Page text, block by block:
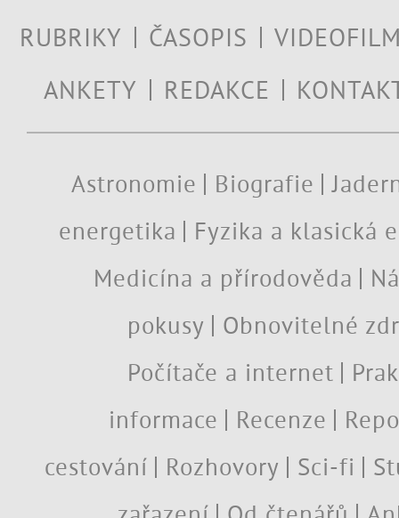
RUBRIKY ČASOPIS
ANKETY
REDAKCE
Astronomie Biografie
energetika
Fyzika a klasická
Medicína a přírodověda
pokusy
Obnovitelné
Počítače a internet
informace
Recenze
cestování
Rozhovory Sci-fi